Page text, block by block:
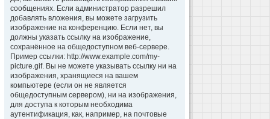
сообщениях. Если администратор разрешил
добавлять вложения, вы можете загрузить
изображение на конференцию. Если нет, вы
должны указать ссылку на изображение,
сохранённое на общедоступном веб-сервере.
Пример ссылки: http://www.example.com/my-
picture.gif. Вы не можете указывать ссылку ни на
изображения, хранящиеся на вашем
компьютере (если он не является
общедоступным сервером), ни на изображения,
для доступа к которым необходима
аутентификация, как, например, на почтовые